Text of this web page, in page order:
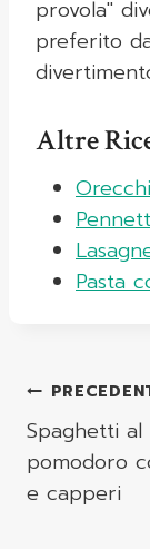
provola"
preferito
Altre
Pasta
Articoli
Spaghetti al
pomodoro
e capperi